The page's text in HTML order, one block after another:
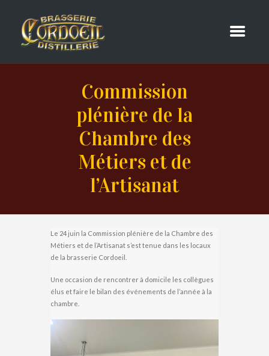
Commission
plénière de la
Chambre des
Métiers et de
l’Artisanat
Le 24 juin la Commission plénière de la Chambre des
Métiers et de l’Artisanat s’est tenue dans les locaux
de la brasserie Cordoeil.
Une occasion de rencontrer à domicile les collègues
élus et faire le bilan des événements de l’année à la
chambre.